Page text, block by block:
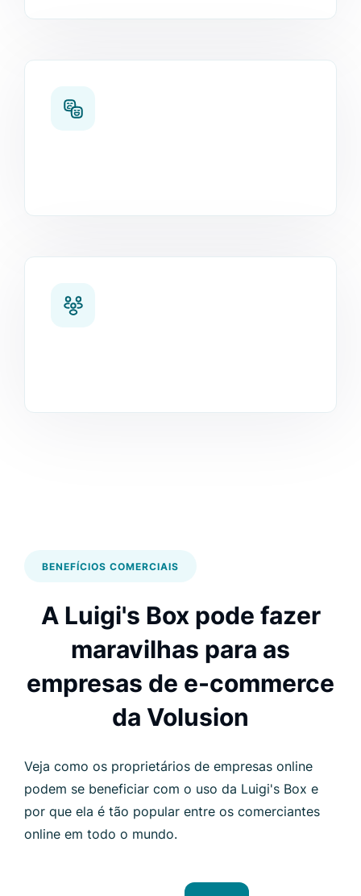
BENEFÍCIOS COMERCIAIS
A Luigi's Box pode fazer
maravilhas para as
empresas de e-commerce
da Volusion
Veja como os proprietários de empresas online
podem se beneficiar com o uso da Luigi's Box e
por que ela é tão popular entre os comerciantes
online em todo o mundo.